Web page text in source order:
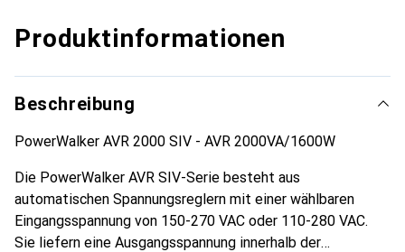
Produktinformationen
Beschreibung
PowerWalker AVR 2000 SIV - AVR 2000VA/1600W
Die PowerWalker AVR SIV-Serie besteht aus
automatischen Spannungsreglern mit einer wählbaren
Eingangsspannung von 150-270 VAC oder 110-280 VAC.
Sie liefern eine Ausgangsspannung innerhalb der